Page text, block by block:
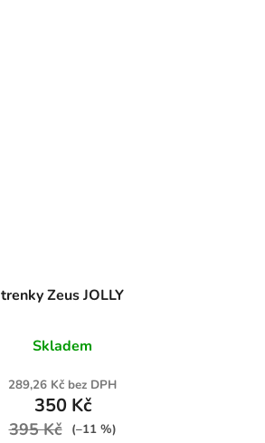
trenky Zeus JOLLY
Skladem
289,26 Kč bez DPH
350 Kč
395 Kč (–11 %)